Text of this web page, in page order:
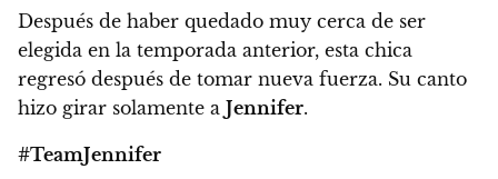
Después de haber quedado muy cerca de ser
elegida en la temporada anterior, esta chica
regresó después de tomar nueva fuerza. Su canto
hizo girar solamente a Jennifer.
#TeamJennifer